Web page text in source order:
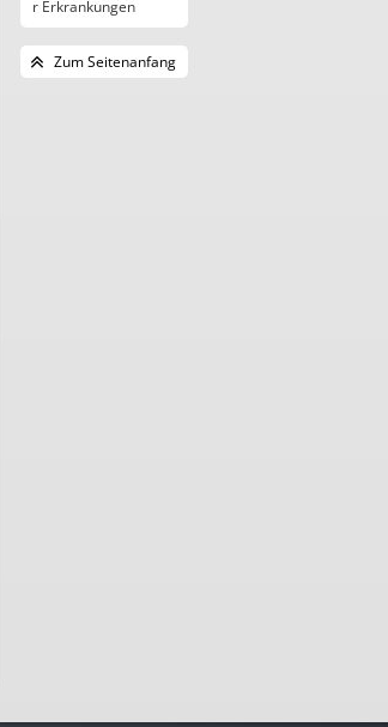
r Erkrankungen
Zum Seitenanfang